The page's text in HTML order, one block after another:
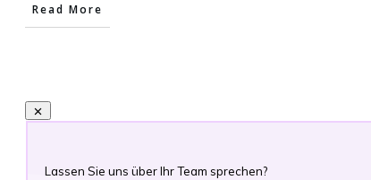
Read More
Lassen Sie uns über Ihr Team sprechen?